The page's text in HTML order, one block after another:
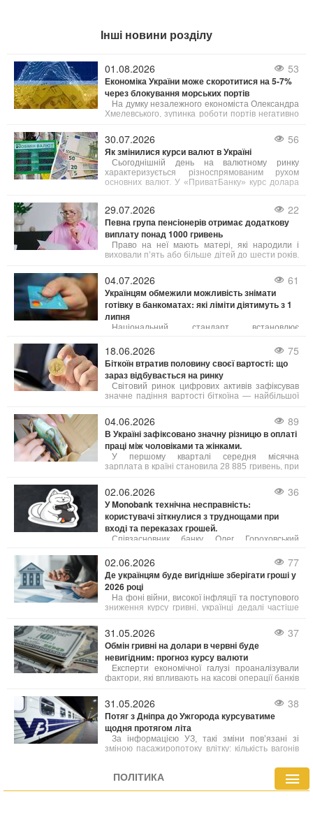
Інші новини розділу
01.08.2026 53
Економіка України може скоротитися на 5-7%
через блокування морських портів
На думку незалежного економіста Олександра
Хмелевського, зупинка роботи портів негативно
країни, що призведе до зменшення бюджетних
надходжень та зниження добробуту населення.
30.07.2026 56
Як змінилися курси валют в Україні
Сьогоднішній день на валютному ринку
характеризується різноспрямованим рухом
основних валют. У «ПриватБанку» курс долара
зафіксувавшись на позначці 45,05 грн.
29.07.2026 22
Певна група пенсіонерів отримає додаткову
виплату понад 1000 гривень
Право на неї мають матері, які народили і
виховали п’ять або більше дітей до шести років.
Каналі, під вихованням розуміють як рідних, так і
усиновлених дітей.
04.07.2026 61
Українцям обмежили можливість знімати
готівку в банкоматах: які ліміти діятимуть з 1
липня
Національний стандарт встановлює
тисяч гривень з одного банківського рахунку. Це
обмеження стосується як операцій через
банкомати, так і отримання грошей у касах
банків.
18.06.2026 75
Біткоїн втратив половину своєї вартості: що
зараз відбувається на ринку
Світовий ринок цифрових активів зафіксував
значне падіння вартості біткоїна — найбільшої
своїм абсолютним рекордом, встановленим 5
жовтня 2025 року на рівні 125 245,57 доларів,
ціна біткоїна знизилася вдвічі і наблизилася до
важливої психологічної межі.
04.06.2026 89
В Україні зафіксовано значну різницю в оплаті
праці між чоловіками та жінками.
У першому кварталі середня місячна
зарплата в країні становила 28 885 гривень, при
007 гривень більше за жінок. Зокрема, середня
зарплата чоловіків складала 33 798 грн, а жінок
– 24 791 грн.
02.06.2026 36
У Monobank технічна несправність:
користувачі зіткнулися з труднощами при
вході та переказах грошей.
Співзасновник банку Олег Гороховський
спеціалісти вже працюють над її усуненням. "У
нас технічний збій,
02.06.2026 77
Де українцям буде вигідніше зберігати гроші у
2026 році
На фоні війни, високої інфляції та поступового
зниження курсу гривні, українці дедалі частіше
коштів, а й можливості захистити їх від
знецінення.
31.05.2026 37
Обмін гривні на долари в червні буде
невигідним: прогноз курсу валюти
Експерти економічної галузі проаналізували
фактори, які впливають на касові операції банків
діапазону можливих змін котирувань. Зміни
курсу у пунктах обміну напряму пов’язані з
державними фінансовими механізмами. Згідно з
наявними оцінками, нинішня ситуація носить
тимчасовий характер і найближчим часом
очікується стабілізація.
31.05.2026 38
Потяг з Дніпра до Ужгорода курсуватиме
щодня протягом літа
За інформацією УЗ, такі зміни пов’язані зі
зміною пасажиропотоку влітку: кількість вагонів
скорочується, а ресурси перенаправляються на
маршрути з підвищеним попитом.
ПОЛІТИКА